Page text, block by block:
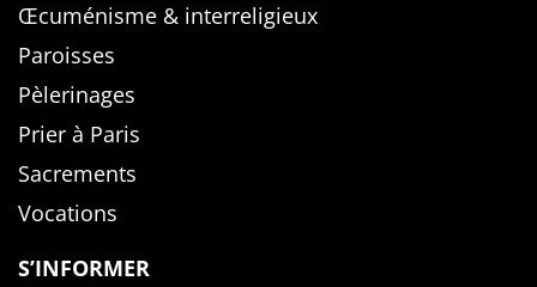
Œcuménisme & interreligieux
Paroisses
Pèlerinages
Prier à Paris
Sacrements
Vocations
S’INFORMER